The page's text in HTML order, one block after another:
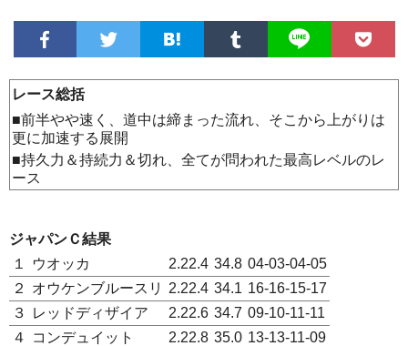
レース総括
■前半やや速く、道中は締まった流れ、そこから上がりは
更に加速する展開
■持久力＆持続力＆切れ、全てが問われた最高レベルのレ
ース
ジャパンＣ結果
１
ウオッカ 2.22.4 34.8 04-03-04-05
２
オウケンブルースリ 2.22.4 34.1 16-16-15-17
３
レッドディザイア 2.22.6 34.7 09-10-11-11
４
コンデュイット 2.22.8 35.0 13-13-11-09